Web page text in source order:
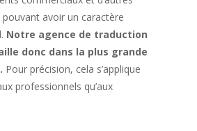
avoir un caractère
Notre agence de traduction
donc dans la plus grande
Pour précision, cela s’applique
professionnels qu’aux